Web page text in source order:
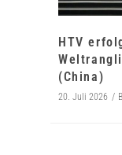
HTV
(China)
20. Juli 2026